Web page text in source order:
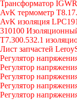
Трансформатор
AvK термометр
AvK изоляция
310100
T7.300.532.1
Лист запчастей
Регулятор
Регулятор
Регулятор
Регулятор
Регулятор